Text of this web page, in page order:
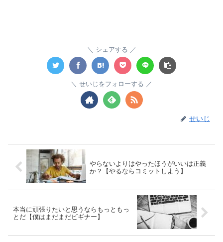
シェアする
せいじをフォローする
せいじ
やらないよりはやったほうがいいは正義
か？【やるならコミットしよう】
本当に頑張りたいと思うならもっともっ
とだ【僕はまだまだビギナー】